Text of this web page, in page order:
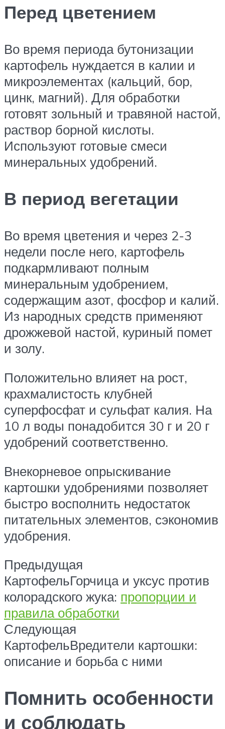
Перед цветением
Во время периода бутонизации
картофель нуждается в калии и
микроэлементах (кальций, бор,
цинк, магний). Для обработки
готовят зольный и травяной настой,
раствор борной кислоты.
Используют готовые смеси
минеральных удобрений.
В период вегетации
Во время цветения и через 2-3
недели после него, картофель
подкармливают полным
минеральным удобрением,
содержащим азот, фосфор и калий.
Из народных средств применяют
дрожжевой настой, куриный помет
и золу.
Положительно влияет на рост,
крахмалистость клубней
суперфосфат и сульфат калия. На
10 л воды понадобится 30 г и 20 г
удобрений соответственно.
Внекорневое опрыскивание
картошки удобрениями позволяет
быстро восполнить недостаток
питательных элементов, сэкономив
удобрения.
Предыдущая
КартофельГорчица и уксус против
колорадского жука: пропорции и
правила обработки
Следующая
КартофельВредители картошки:
описание и борьба с ними
Помнить особенности
и соблюдать